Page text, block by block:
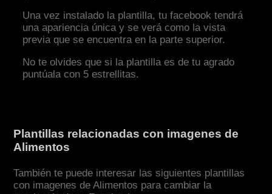
Una vez instalado la plantilla, tu facebook tendrá
una apariencia única y se verá como la vista
previa que se encuentra en la parte superior.
No te olvides que si la plantilla es de tu agrado
puntúala con 5 estrellitas.
Plantillas relacionadas con imagenes de
Alimentos
También te puede interesar las siguientes plantillas
con imagenes de Alimentos para cambiar la